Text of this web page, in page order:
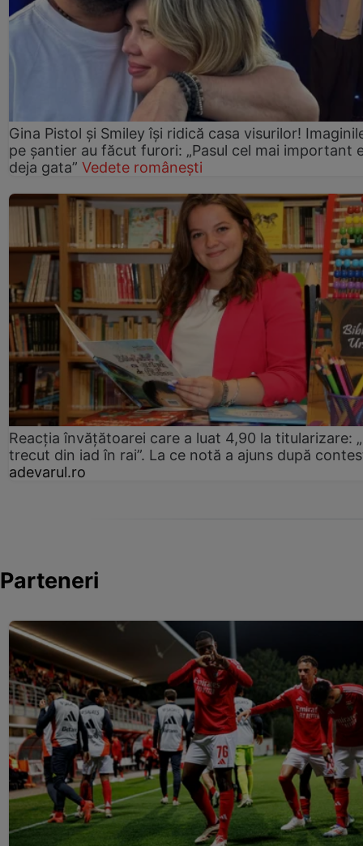
Gina Pistol și Smiley își ridică casa visurilor!
pe șantier au făcut furori: „Pasul cel mai important
deja gata” Vedete românești
Reacția învățătoarei care a luat 4,90 la titularizare:
trecut din iad în rai”. La ce notă a ajuns după
adevarul.ro
Parteneri